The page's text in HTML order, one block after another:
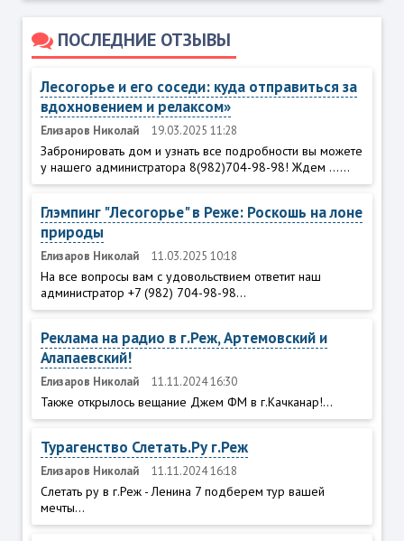
ПОСЛЕДНИЕ ОТЗЫВЫ
Лесогорье и его соседи: куда отправиться за
вдохновением и релаксом»
Елизаров Николай 19.03.2025 11:28
Забронировать дом и узнать все подробности вы можете
у нашего администратора 8(982)704-98-98! Ждем ......
Глэмпинг "Лесогорье" в Реже: Роскошь на лоне
природы
Елизаров Николай 11.03.2025 10:18
На все вопросы вам с удовольствием ответит наш
администратор +7 (982) 704-98-98...
Реклама на радио в г.Реж, Артемовский и
Алапаевский!
Елизаров Николай 11.11.2024 16:30
Также открылось вещание Джем ФМ в г.Качканар!...
Турагенство Слетать.Ру г.Реж
Елизаров Николай 11.11.2024 16:18
Слетать ру в г.Реж - Ленина 7 подберем тур вашей
мечты...